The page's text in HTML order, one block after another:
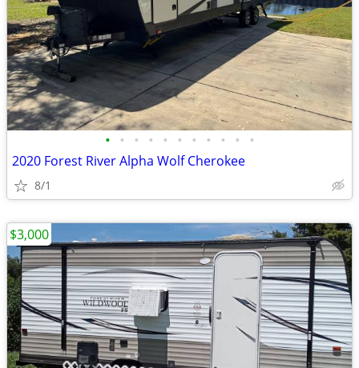
• • • • • • • • • • •
2020 Forest River Alpha Wolf Cherokee
8/1
$3,000